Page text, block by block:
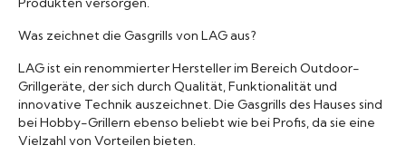
Was zeichnet die Gasgrills von LAG aus?
LAG ist ein renommierter Hersteller im Bereich Outdoor-
Grillgeräte, der sich durch Qualität, Funktionalität und
innovative Technik auszeichnet. Die Gasgrills des Hauses sind
bei Hobby-Grillern ebenso beliebt wie bei Profis, da sie eine
Vielzahl von Vorteilen bieten.